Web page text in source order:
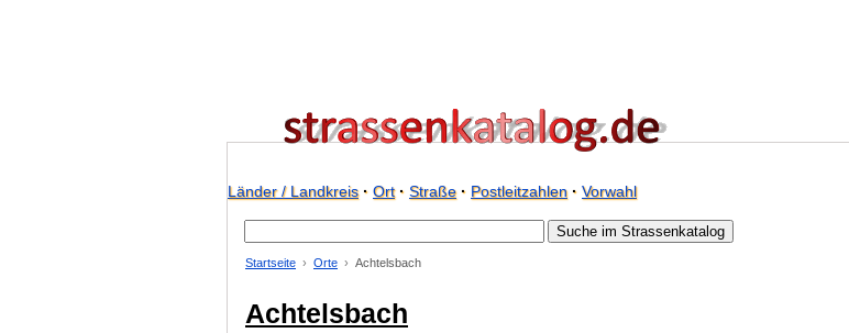
Länder / Landkreis· Ort· Straße· Postleitzahlen· Vorwahl
Startseite Orte Achtelsbach
Achtelsbach